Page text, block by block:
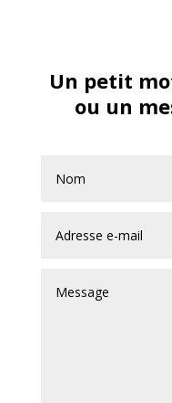
Un petit
ou un